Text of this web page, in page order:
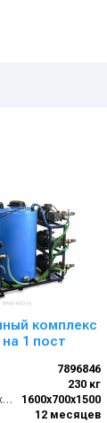
комплекс
1 пост
7896846
230 кг
Габариты (ДхШхВ):
1600х700х1500
12 месяцев